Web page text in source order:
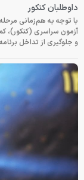
داوطلبان کنکور
با توجه به هم‌زمانی
آزمون سراسری (کنکور)،
و جلوگیری از تداخل